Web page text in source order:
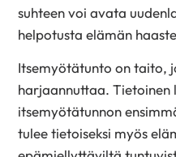
suhteen voi avata
helpotusta elämän
Itsemyötätunto on taito,
harjaannuttaa. Tietoinen
itsemyötätunnon
tulee tietoiseksi myös